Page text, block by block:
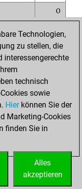
0
0
0
0
Technologien,
zu stellen, die
interessengerechte
technisch
sowie
Hierkönnen Sie der
Marketing-Cookies
finden Sie in
Alles
akzeptieren